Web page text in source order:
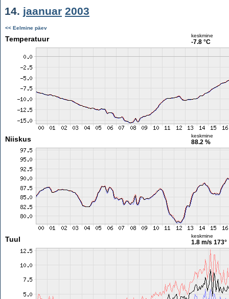
14. jaanuar 2003
<< Eelmine päev
Temperatuur keskmine
-7.8 °C
Niiskus keskmine
88.2 %
Tuul keskmine
1.8 m/s 173°